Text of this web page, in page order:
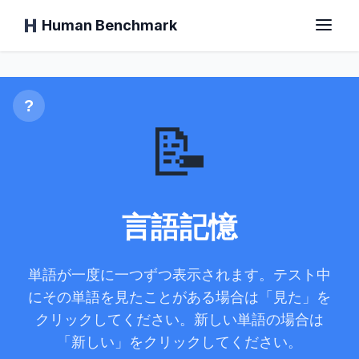
Human Benchmark
チンパンジーテスト
タイピングテスト
視覚記憶
言語記憶
?
📝
言語記憶
単語が一度に一つずつ表示されます。テスト中
にその単語を見たことがある場合は「見た」を
クリックしてください。新しい単語の場合は
「新しい」をクリックしてください。